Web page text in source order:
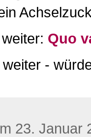
Quo
-
23. Januar